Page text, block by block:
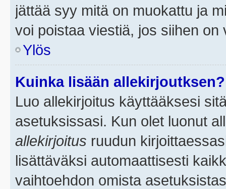
jättää syy mitä on muokattu ja
voi poistaa viestiä, jos siihen on
Ylös
Kuinka lisään allekirjoutksen?
Luo allekirjoitus käyttääksesi
asetuksissasi. Kun olet luonut
allekirjoitus ruudun
lisättäväksi automaattisesti
vaihtoehdon omista